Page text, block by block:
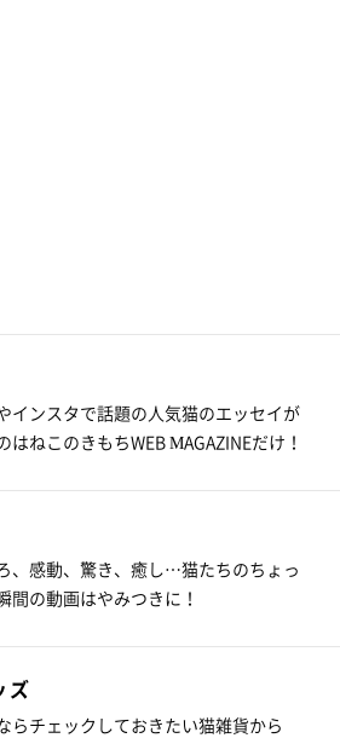
インスタで話題の人気猫のエッセイが
はねこのきもちWEB MAGAZINEだけ！
、感動、驚き、癒し…猫たちのちょっ
間の動画はやみつきに！
ズ
らチェックしておきたい猫雑貨から